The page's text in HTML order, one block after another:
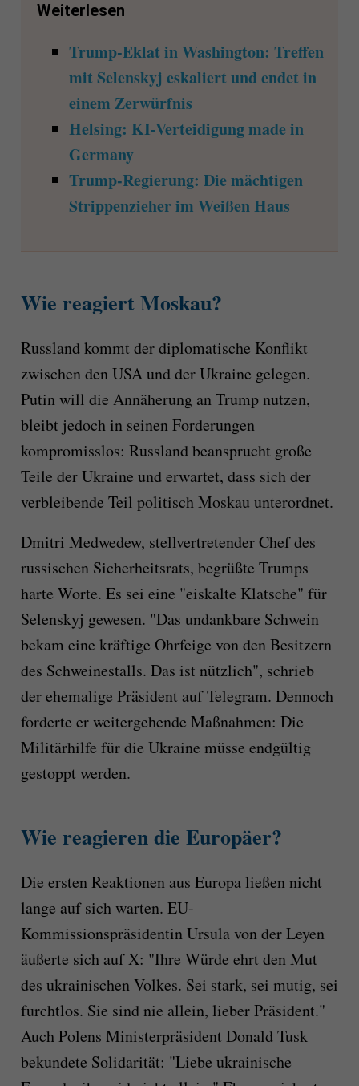
Weiterlesen
Trump-Eklat in Washington: Treffen
mit Selenskyj eskaliert und endet in
einem Zerwürfnis
Helsing: KI-Verteidigung made in
Germany
Trump-Regierung: Die mächtigen
Strippenzieher im Weißen Haus
Wie reagiert Moskau?
Russland kommt der diplomatische Konflikt
zwischen den USA und der Ukraine gelegen.
Putin will die Annäherung an Trump nutzen,
bleibt jedoch in seinen Forderungen
kompromisslos: Russland beansprucht große
Teile der Ukraine und erwartet, dass sich der
verbleibende Teil politisch Moskau unterordnet.
Dmitri Medwedew, stellvertretender Chef des
russischen Sicherheitsrats, begrüßte Trumps
harte Worte. Es sei eine "eiskalte Klatsche" für
Selenskyj gewesen. "Das undankbare Schwein
bekam eine kräftige Ohrfeige von den Besitzern
des Schweinestalls. Das ist nützlich", schrieb
der ehemalige Präsident auf Telegram. Dennoch
forderte er weitergehende Maßnahmen: Die
Militärhilfe für die Ukraine müsse endgültig
gestoppt werden.
Wie reagieren die Europäer?
Die ersten Reaktionen aus Europa ließen nicht
lange auf sich warten. EU-
Kommissionspräsidentin Ursula von der Leyen
äußerte sich auf X: "Ihre Würde ehrt den Mut
des ukrainischen Volkes. Sei stark, sei mutig, sei
furchtlos. Sie sind nie allein, lieber Präsident."
Auch Polens Ministerpräsident Donald Tusk
bekundete Solidarität: "Liebe ukrainische